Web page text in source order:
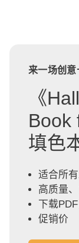
来一场创
《
Book
填色
适合所
高质量
下载
促销价